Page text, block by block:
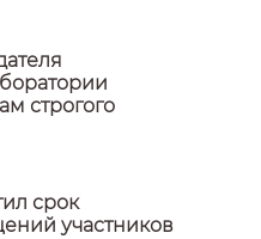
строгого
срок
участников